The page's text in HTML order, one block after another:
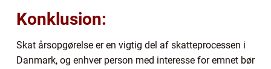
Konklusion:
Skat årsopgørelse er en vigtig del af skatteprocessen i
Danmark, og enhver person med interesse for emnet bør